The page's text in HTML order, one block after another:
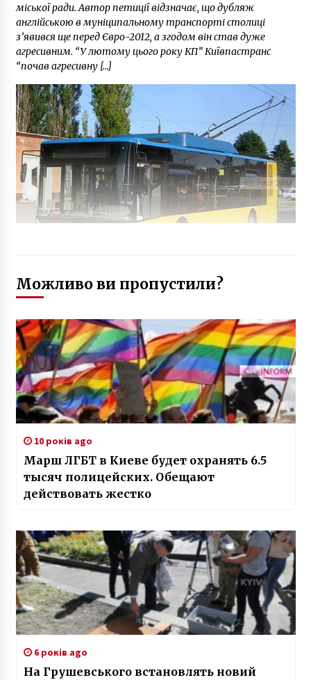
міської ради. Автор петиції відзначає, що дубляж
англійською в муніципальному транспорті столиці
з’явився ще перед Євро-2012, а згодом він став дуже
агресивним. “У лютому цього року КП” Київпастранс
“почав агресивну […]
Можливо ви пропустили?
10 років ago
Марш ЛГБТ в Киеве будет охранять 6.5
тысяч полицейских. Обещают
действовать жестко
6 років ago
На Грушевського встановлять новий